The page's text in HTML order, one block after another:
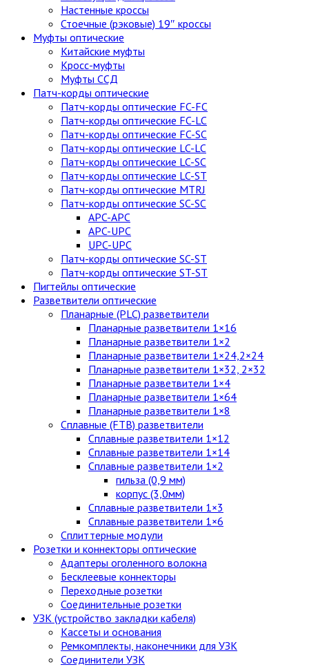
Настенные кроссы
Стоечные (рэковые) 19″ кроссы
Муфты оптические
Китайские муфты
Кросс-муфты
Муфты ССД
Патч-корды оптические
Патч-корды оптические FC-FC
Патч-корды оптические FC-LC
Патч-корды оптические FC-SC
Патч-корды оптические LC-LC
Патч-корды оптические LC-SC
Патч-корды оптические LC-ST
Патч-корды оптические MTRJ
Патч-корды оптические SC-SC
APC-APC
APC-UPC
UPC-UPC
Патч-корды оптические SC-ST
Патч-корды оптические ST-ST
Пигтейлы оптические
Разветвители оптические
Планарные (PLC) разветвители
Планарные разветвители 1×16
Планарные разветвители 1×2
Планарные разветвители 1×24,2×24
Планарные разветвители 1×32, 2×32
Планарные разветвители 1×4
Планарные разветвители 1×64
Планарные разветвители 1×8
Сплавные (FTB) разветвители
Сплавные разветвители 1×12
Сплавные разветвители 1×14
Сплавные разветвители 1×2
гильза (0,9 мм)
корпус (3,0мм)
Сплавные разветвители 1×3
Сплавные разветвители 1×6
Сплиттерные модули
Розетки и коннекторы оптические
Адаптеры оголенного волокна
Бесклеевые коннекторы
Переходные розетки
Соединительные розетки
УЗК (устройство закладки кабеля)
Кассеты и основания
Ремкомплекты, наконечники для УЗК
Соединители УЗК